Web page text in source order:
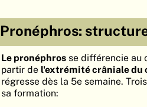
Pronéphros:
Le pronéphros se différencie au
partir de l'extrémité crâniale du
régresse dès la 5e semaine.
sa formation: